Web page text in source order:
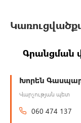
Գրանցման
Խորեն
Վարչության պետ
060 474 137